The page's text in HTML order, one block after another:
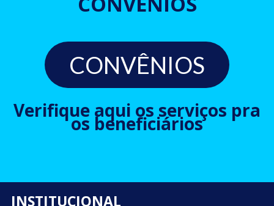
CONVÊNIOS
Verifique aqui os serviços pra
os beneficiários
INSTITUCIONAL